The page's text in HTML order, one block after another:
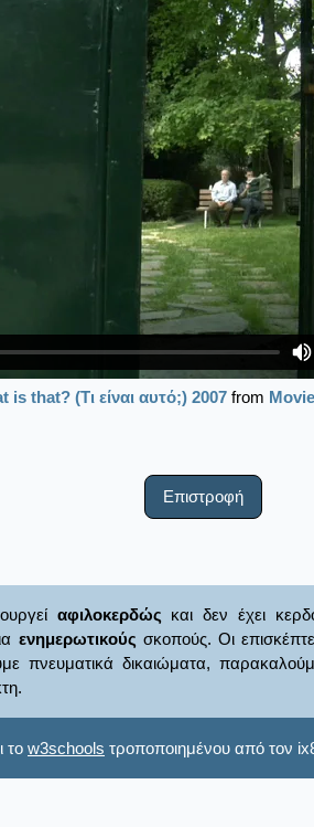
is that? (Τι είναι αυτό;) 2007 from
Επιστροφή
αφιλοκερδώς και δεν έχει
ενημερωτικούς σκοπούς. Οι
πνευματικά δικαιώματα,
το w3schools τροποποιημένου από τον